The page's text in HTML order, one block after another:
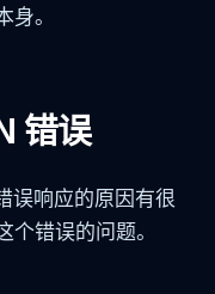
。
错误
误响应的原因有很
错误的问题。